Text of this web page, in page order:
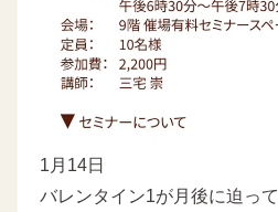
1月14日
バレンタイン1が月後に迫って